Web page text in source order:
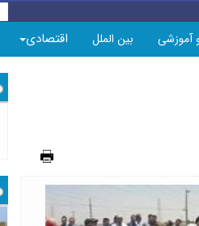
آموزشی بین الملل اقتصادی